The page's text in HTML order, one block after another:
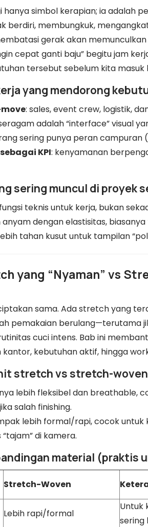
hanya simbol kerapian; ia adalah
berdiri, membungkuk,
gerak akan
cepat ganti baju” begitu jam
tersebut sebelum kita masuk
yang mendorong
: sales, event crew, logistik,
adalah “interface” visual
sering punya peran campuran
KPI: kenyamanan
sering muncul di proyek
teknis untuk kerja, bukan
dengan elastisitas,
tahan kusut untuk tampilan
yang “Nyaman” vs
sama. Ada stretch yang
pemakaian berulang—terutama
cuci intens. Bab ini
kebutuhan aktif, hingga
stretch vs stretch-woven
lebih fleksibel dan breathable,
salah finishing.
lebih formal/rapi, cocok untuk
di kamera.
material (praktis
Stretch-Woven
Lebih rapi/formal
Untuk
sering